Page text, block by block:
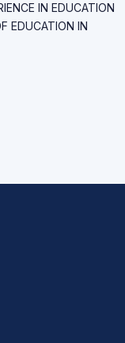
IN EDUCATION
EDUCATION IN